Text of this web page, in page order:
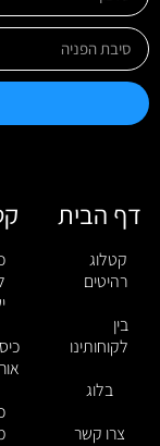
דף הבית
קטלוג
רהיטים
בין
לקוחותינו
בלוג
צרו קשר